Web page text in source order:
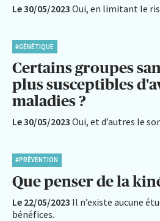
Le 30/05/2023 Oui, en limitant le
#GÉNÉTIQUE
Certains groupes
plus susceptibles
maladies ?
Le 30/05/2023 Oui, et d’autres le
#PRÉVENTION
Que penser de la
Le 22/05/2023 Il n’existe aucune
bénéfices.